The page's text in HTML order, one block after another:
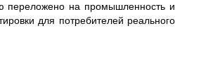
переложено на промышленность и
для потребителей реального